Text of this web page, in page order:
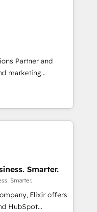
optimization
secure data
compliant
⚖️ Legal: client
🛒 E-
deal pipelines;
🏭
ready
Partner and
marketing
and mid-
that want a strategic
through creative
HubSpot
creating
defined
on with clear
values; Joy, Grit,
Elixir Solutions - Your business. Smarter.
Smarter.
Elixir offers
HubSpot